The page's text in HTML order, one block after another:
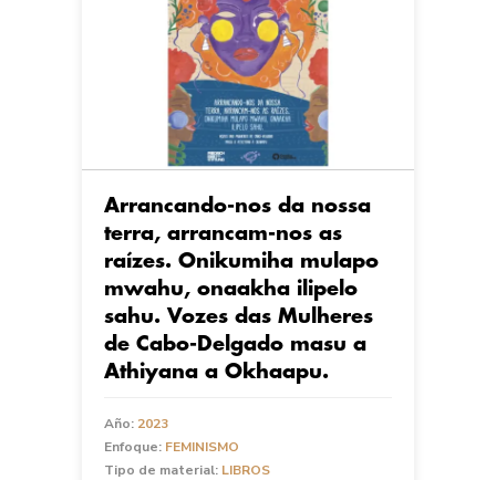
Arrancando-nos da nossa
terra, arrancam-nos as
raízes. Onikumiha mulapo
mwahu, onaakha ilipelo
sahu. Vozes das Mulheres
de Cabo-Delgado masu a
Athiyana a Okhaapu.
Año: 2023
Enfoque: FEMINISMO
Tipo de material: LIBROS